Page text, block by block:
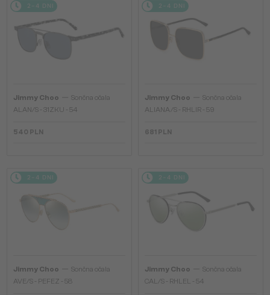
2-4 DNI
Jimmy Choo
Sončna očala
ALAN/S - 31ZKU - 54
540 PLN
2-4 DNI
Jimmy Choo
Sončna očala
ALIANA/S - RHLIR - 59
681 PLN
2-4 DNI
Jimmy Choo
Sončna očala
AVE/S - PEFEZ - 58
2-4 DNI
Jimmy Choo
Sončna očala
CAL/S - RHLEL - 54